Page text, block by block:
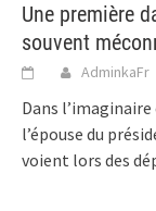
Une première
souvent
AdminkaFr
Dans
l’épouse du
voient lors des